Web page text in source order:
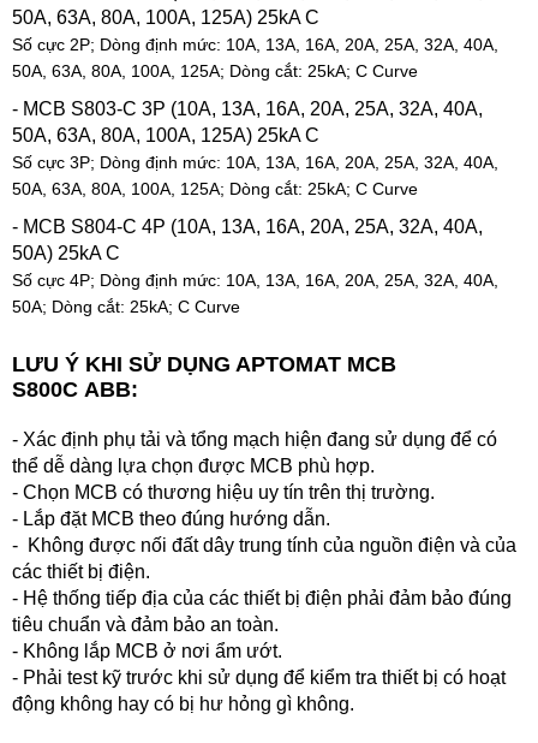
50A, 63A, 80A, 100A, 125A) 25kA C
Số cực 2P; Dòng định mức: 10A, 13A, 16A, 20A, 25A, 32A, 40A,
50A, 63A, 80A, 100A, 125A; Dòng cắt: 25kA; C Curve
- MCB S803-C 3P (10A, 13A, 16A, 20A, 25A, 32A, 40A,
50A, 63A, 80A, 100A, 125A) 25kA C
Số cực 3P; Dòng định mức: 10A, 13A, 16A, 20A, 25A, 32A, 40A,
50A, 63A, 80A, 100A, 125A; Dòng cắt: 25kA; C Curve
- MCB S804-C 4P (10A, 13A, 16A, 20A, 25A, 32A, 40A,
50A) 25kA C
Số cực 4P; Dòng định mức: 10A, 13A, 16A, 20A, 25A, 32A, 40A,
50A; Dòng cắt: 25kA; C Curve
LƯU Ý KHI SỬ DỤNG APTOMAT MCB
S800C ABB:
- Xác định phụ tải và tổng mạch hiện đang sử dụng để có
thể dễ dàng lựa chọn được MCB phù hợp.
- Chọn MCB có thương hiệu uy tín trên thị trường.
- Lắp đặt MCB theo đúng hướng dẫn.
- Không được nối đất dây trung tính của nguồn điện và của
các thiết bị điện.
- Hệ thống tiếp địa của các thiết bị điện phải đảm bảo đúng
tiêu chuẩn và đảm bảo an toàn.
- Không lắp MCB ở nơi ẩm ướt.
- Phải test kỹ trước khi sử dụng để kiểm tra thiết bị có hoạt
động không hay có bị hư hỏng gì không.